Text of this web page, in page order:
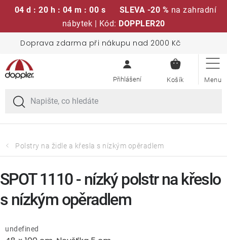
04 d : 20 h : 03 m : 59 s SLEVA -20 % na zahradní
nábytek | Kód: DOPPLER20
obsah
Doprava zdarma při nákupu nad 2000 Kč
KOŠÍK
Sedací soupravy
Slunečníky
Křesla a židle
Lavice a houpačky
Lehátka
Polstry na židle a křesla s nízkým opěradlem
undefined
SPOT 1110 - nízký polstr na křeslo
s nízkým opěradlem